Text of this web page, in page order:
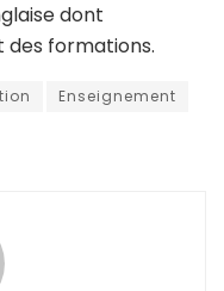
dont
formations.
Enseignement